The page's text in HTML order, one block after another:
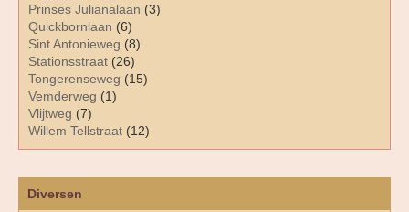
Diversen
Prinses Julianalaan (3)
Quickbornlaan (6)
Sint Antonieweg (8)
Stationsstraat (26)
Tongerenseweg (15)
Vemderweg (1)
Vlijtweg (7)
Willem Tellstraat (12)